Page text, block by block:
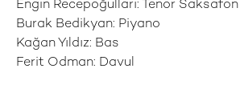
Engin Recepoğulları: Tenor Saksafon
Burak Bedikyan: Piyano
Kağan Yıldız: Bas
Ferit Odman: Davul